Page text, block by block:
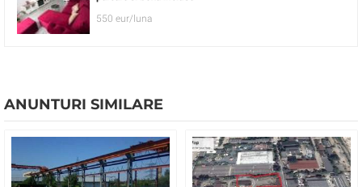
550 eur/luna
ANUNTURI SIMILARE